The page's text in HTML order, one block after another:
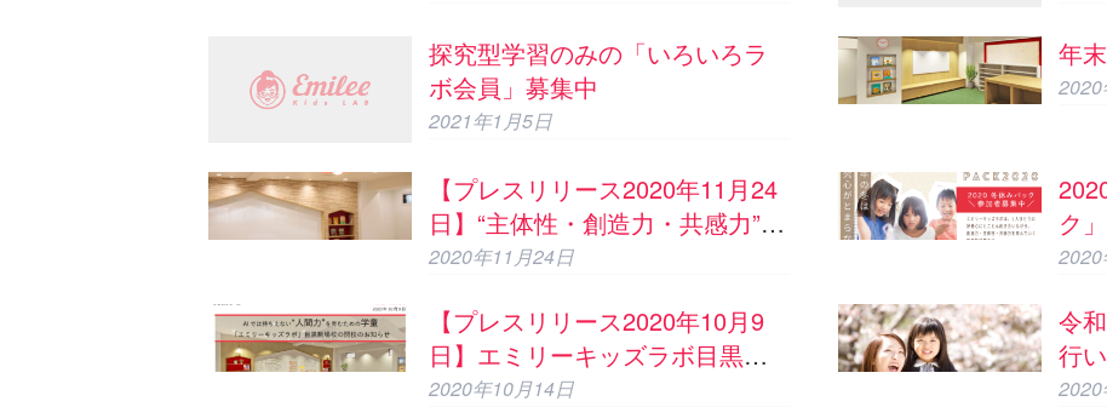
探究型学習のみの「いろいろラ
ボ会員」募集中
2021年1月5日
年
【プレスリリース2020年11月24
日】“主体性・創造力・共感力”を
育むための学童「エミリーキッ
説明会のお知らせ
2020年11月24日
ク
【プレスリリース2020年10月9
日】エミリーキッズラボ目黒駒
場校の開校のご案内
2020年10月14日
令
行